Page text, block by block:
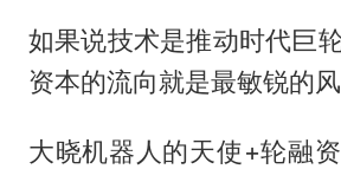
如果说技术是推动时代巨
资本的流向就是最敏锐的风
大晓机器人的天使+轮融